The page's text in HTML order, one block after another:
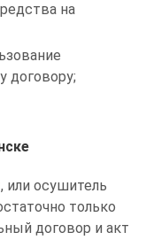
на
договору;
, или осушитель
только
договор и акт